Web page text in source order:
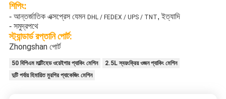
শিপিং:
- আন্তর্জাতিক এক্সপ্রেস যেমন DHL / FEDEX / UPS / TNT, ইত্যাদি
- সমুদ্রপথে
স্ট্যান্ডার্ড রপ্তানি পোর্ট:
Zhongshan পোর্ট
50 বিপিএম মাল্টিহেড ওয়েইগার প্যাকিং মেশিন
2.5L স্বয়ংক্রিয় ওজন প্যাকিং মেশিন
দুটি পর্যায় হিমায়িত মুরগির প্যাকেজিং মেশিন